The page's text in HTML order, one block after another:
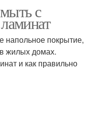
с
напольное покрытие,
жилых домах.
и как правильно